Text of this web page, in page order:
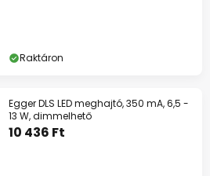
Raktáron
Egger DLS LED meghajtó, 350 mA, 6,5 -
13 W, dimmelhető
10 436 Ft